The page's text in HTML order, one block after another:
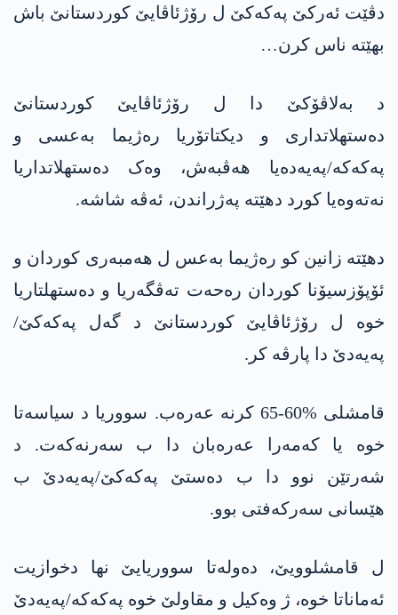
دڤێت ئەرکێ پەکەکێ ل رۆژئاڤایێ کوردستانێ باش
بهێتە ناس کرن…
د بەلاڤۆکێ دا ل رۆژئاڤایێ کوردستانێ
دەستھلاتداری و دیکتاتۆریا رەژیما بەعسی و
پەکەکە/پەیەدەیا ھەڤبەش، وەک دەستھلاتداریا
نەتەوەیا کورد دهێتە پەژراندن، ئەڤە شاشە.
دهێتە زانین کو رەژیما بەعس ل ھەمبەری کوردان و
ئۆپۆزسیۆنا کوردان رەحەت تەڤگەریا و دەستھلتاریا
خوە ل رۆژئاڤایێ کوردستانێ د گەل پەکەکێ/
پەیەدێ دا پارڤە کر.
قامشلی %60-65 کرنە عەرەب. سووریا د سیاسەتا
خوە یا کەمەرا عەرەبان دا ب سەرنەکەت. د
شەرتێن نوو دا ب دەستێ پەکەکێ/پەیەدێ ب
ھێسانی سەرکەفتی بوو.
ل قامشلوویێ، دەولەتا سووریایێ نھا دخوازیت
ئەماناتا خوە، ژ وەکیل و مقاولێ خوە پەکەکە/پەیەدێ